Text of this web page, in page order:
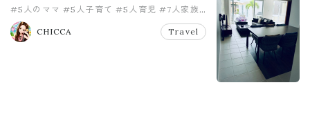
#5人のママ #5人子育て #5人育児 #7人家族
#大家族
CHICCA
Travel